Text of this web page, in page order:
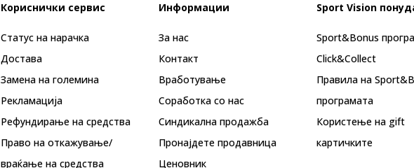
Кориснички сервис
Статус на нарачка
Достава
Замена на големина
Рекламациja
Рефундирање на средства
Право на откажување/
враќање на средства
Информации
За нас
Контакт
Вработување
Соработка со нас
Синдикална продажба
Пронајдете продавница
Ценовник
Sport Vision
Sport&Bonus
Click&Collect
Правила на
програмата
Користење на gift
картичките